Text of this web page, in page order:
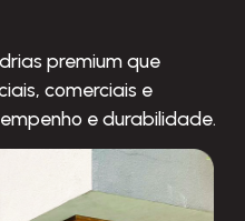
premium que
comerciais e
e durabilidade.